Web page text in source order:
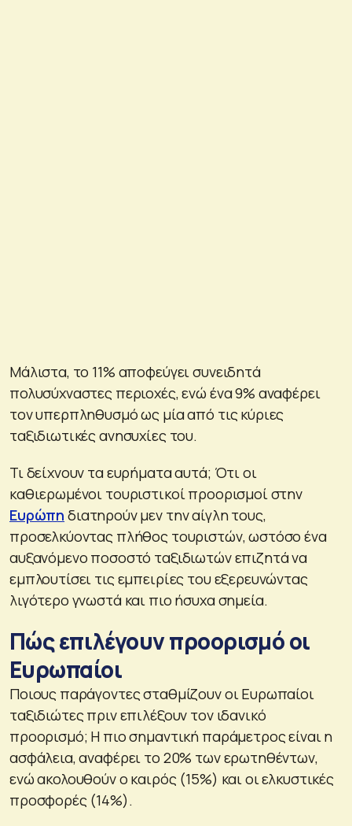
Μάλιστα, το 11% αποφεύγει συνειδητά
πολυσύχναστες περιοχές, ενώ ένα 9% αναφέρει
τον υπερπληθυσμό ως μία από τις κύριες
ταξιδιωτικές ανησυχίες του.
Τι δείχνουν τα ευρήματα αυτά; Ότι οι
καθιερωμένοι τουριστικοί προορισμοί στην
Ευρώπη διατηρούν μεν την αίγλη τους,
προσελκύοντας πλήθος τουριστών, ωστόσο ένα
αυξανόμενο ποσοστό ταξιδιωτών επιζητά να
εμπλουτίσει τις εμπειρίες του εξερευνώντας
λιγότερο γνωστά και πιο ήσυχα σημεία.
Πώς επιλέγουν προορισμό οι
Ευρωπαίοι
Ποιους παράγοντες σταθμίζουν οι Ευρωπαίοι
ταξιδιώτες πριν επιλέξουν τον ιδανικό
προορισμό; Η πιο σημαντική παράμετρος είναι η
ασφάλεια, αναφέρει το 20% των ερωτηθέντων,
ενώ ακολουθούν ο καιρός (15%) και οι ελκυστικές
προσφορές (14%).